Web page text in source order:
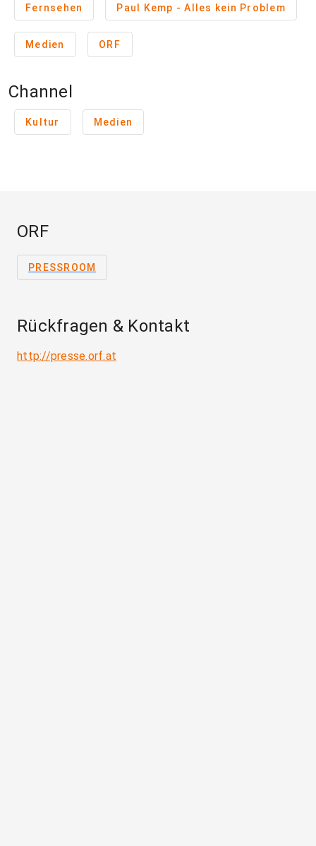
Fernsehen Paul Kemp - Alles kein Problem
Medien ORF
Channel
Kultur Medien
ORF
PRESSROOM
Rückfragen & Kontakt
http://presse.orf.at